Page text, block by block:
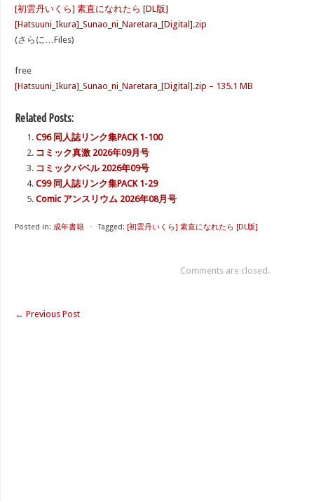
[初雲丹いくら] 素直になれたら [DL版]
[Hatsuuni_Ikura]_Sunao_ni_Naretara_[Digital].zip
(さらに…Files)
free
[Hatsuuni_Ikura]_Sunao_ni_Naretara_[Digital].zip – 135.1 MB
Related Posts:
C96 同人誌リンク集PACK 1-100
コミック真激 2026年09月号
コミックバベル 2026年09号
C99 同人誌リンク集PACK 1-29
Comic アンスリウム 2026年08月号
Posted in: 成年書籍 ⋅ Tagged: [初雲丹いくら] 素直になれたら [DL版]
Comments are closed.
← Previous Post